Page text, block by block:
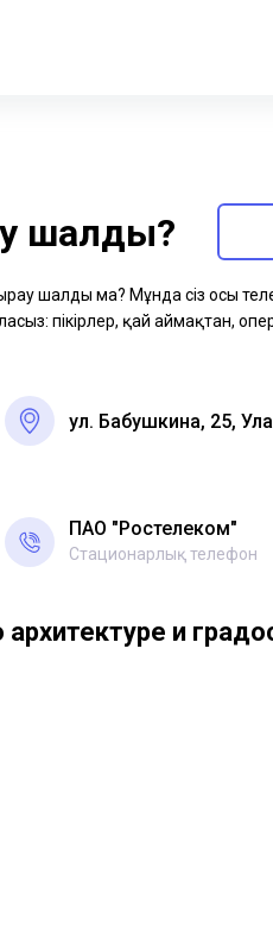
шалды?
шалды ма? Мұнда сіз осы
пікірлер, қай аймақтан,
ул. Бабушкина, 25,
ПАО "Ростелеком"
Стационарлық телефон
и